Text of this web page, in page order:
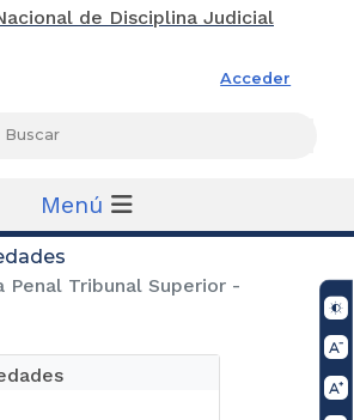
Acceder
Menú
Penal Tribunal Superior -